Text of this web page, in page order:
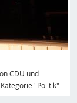
CDU und
"Politik"